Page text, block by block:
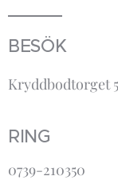
BESÖK
Kryddbodtorget
RING
0739-210350